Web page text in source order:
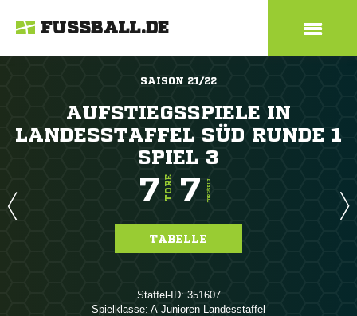
FUSSBALL.DE
SAISON 21/22
AUFSTIEGSSPIELE IN
LANDESSTAFFEL SÜD RUNDE 1
SPIEL 3
7 TORE 7 TORE/SPIEL
TABELLE
Staffel-ID: 351607
Spielklasse: A-Junioren Landesstaffel